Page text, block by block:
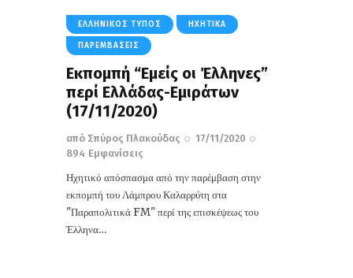
ΕΛΛΗΝΙΚΌΣ ΤΎΠΟΣ ΗΧΗΤΙΚΆ
ΠΑΡΕΜΒΆΣΕΙΣ
Εκπομπή “Εμείς οι Έλληνες”
περί Ελλάδας-Εμιράτων
(17/11/2020)
από Σπύρος Πλακούδας
17/11/2020
894 Εμφανίσεις
Ηχητικό απόσπασμα από την παρέμβαση στην
εκπομπή του Λάμπρου Καλαρρύτη στα
"Παραπολιτικά FM" περί της επισκέψεως του
Έλληνα…